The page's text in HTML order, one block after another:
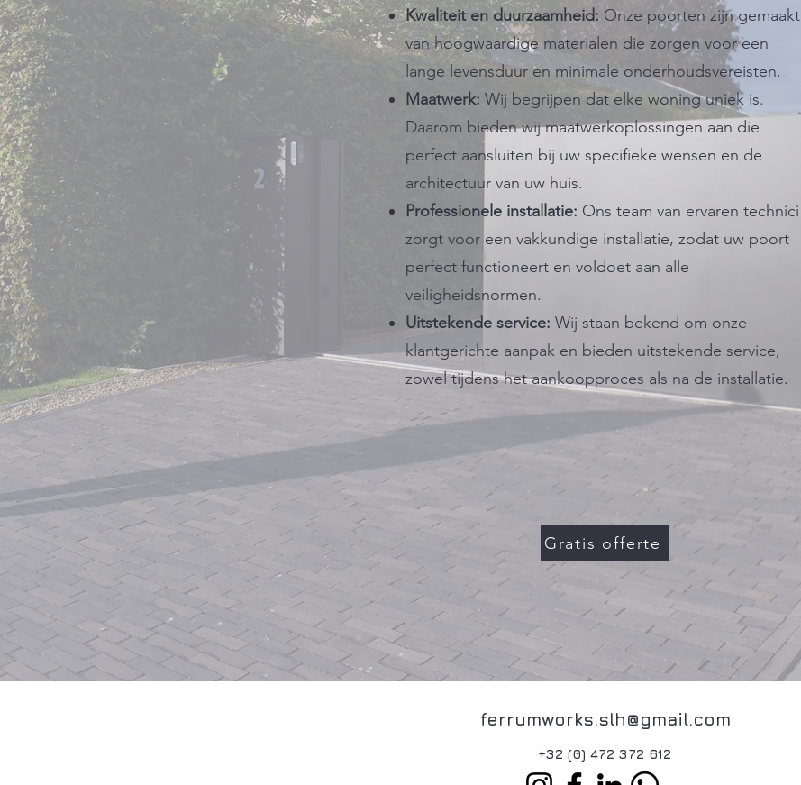
Kwaliteit en duurzaamheid: Onze poorten zijn gemaakt
van hoogwaardige materialen die zorgen voor een
lange levensduur en minimale onderhoudsvereisten.
Maatwerk: Wij begrijpen dat elke woning uniek is.
Daarom bieden wij maatwerkoplossingen aan die
perfect aansluiten bij uw specifieke wensen en de
architectuur van uw huis.
Professionele installatie: Ons team van ervaren technici
zorgt voor een vakkundige installatie, zodat uw poort
perfect functioneert en voldoet aan alle
veiligheidsnormen.
Uitstekende service: Wij staan bekend om onze
klantgerichte aanpak en bieden uitstekende service,
zowel tijdens het aankoopproces als na de installatie.
Gratis offerte
ferrumworks.slh@gmail.com
+32 (0) 472 372 612